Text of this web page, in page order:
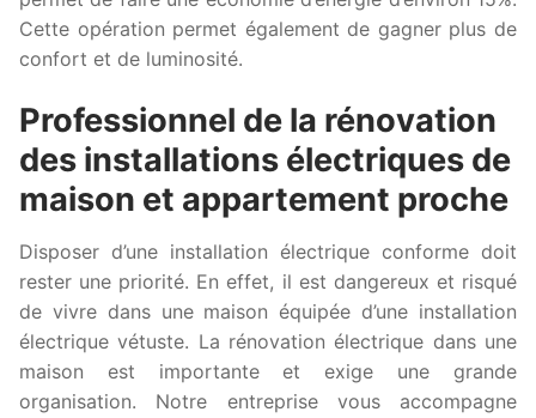
Cette opération permet également de gagner plus de
confort et de luminosité.
Professionnel de la rénovation
des installations électriques de
maison et appartement proche
Disposer d’une installation électrique conforme doit
rester une priorité. En effet, il est dangereux et risqué
de vivre dans une maison équipée d’une installation
électrique vétuste. La rénovation électrique dans une
maison est importante et exige une grande
organisation. Notre entreprise vous accompagne